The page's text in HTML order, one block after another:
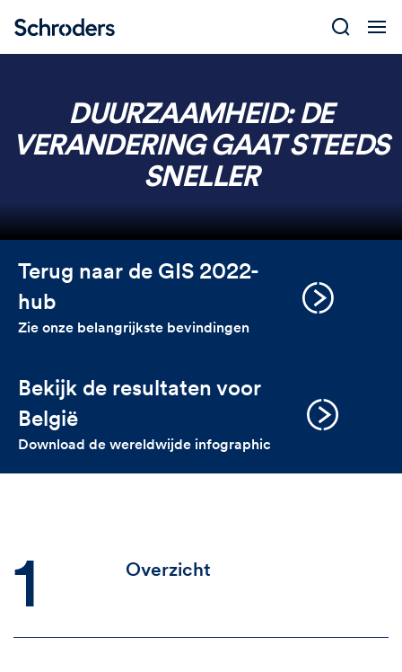
content
DUURZAAMHEID: DE
VERANDERING GAAT STEEDS
SNELLER
Terug naar de GIS 2022-
hub
Zie onze belangrijkste bevindingen
Bekijk de resultaten voor
België
Download de wereldwijde infographic
1 Overzicht